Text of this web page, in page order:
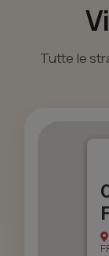
Tutte le